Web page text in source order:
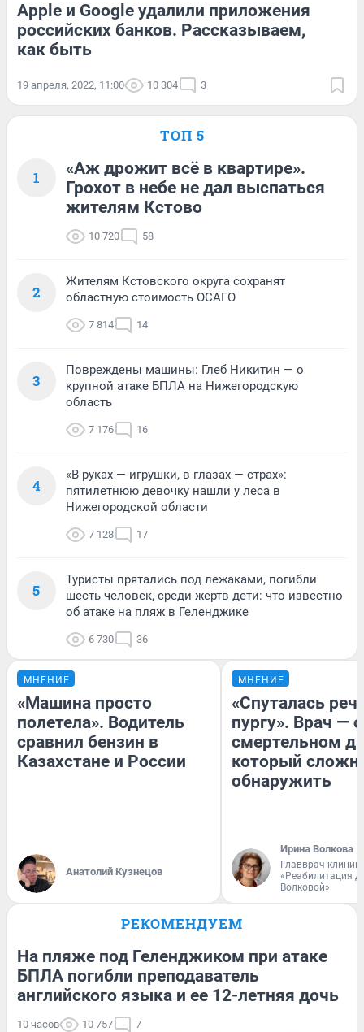
Apple и Google удалили приложения
российских банков. Рассказываем,
как быть
19 апреля, 2022, 11:00 10 304 3
ТОП 5
1
«Аж дрожит всё в квартире».
Грохот в небе не дал выспаться
жителям Кстово
10 720 58
2
Жителям Кстовского округа сохранят
областную стоимость ОСАГО
7 814 14
3
Повреждены машины: Глеб Никитин — о
крупной атаке БПЛА на Нижегородскую
область
7 176 16
4
«В руках — игрушки, в глазах — страх»:
пятилетнюю девочку нашли у леса в
Нижегородской области
7 128 17
5
Туристы прятались под лежаками, погибли
шесть человек, среди жертв дети: что известно
об атаке на пляж в Геленджике
6 730 36
МНЕНИЕ
«Машина просто
полетела». Водитель
сравнил бензин в
Казахстане и России
Анатолий Кузнецов
МНЕНИЕ
«Спуталась
пургу». Врач — о
смертельном
который
обнаружить
Ирина Волкова
Главврач
«Реабилитация
Волковой»
РЕКОМЕНДУЕМ
На пляже под Геленджиком при атаке
БПЛА погибли преподаватель
английского языка и ее 12-летняя дочь
10 часов 10 757 7